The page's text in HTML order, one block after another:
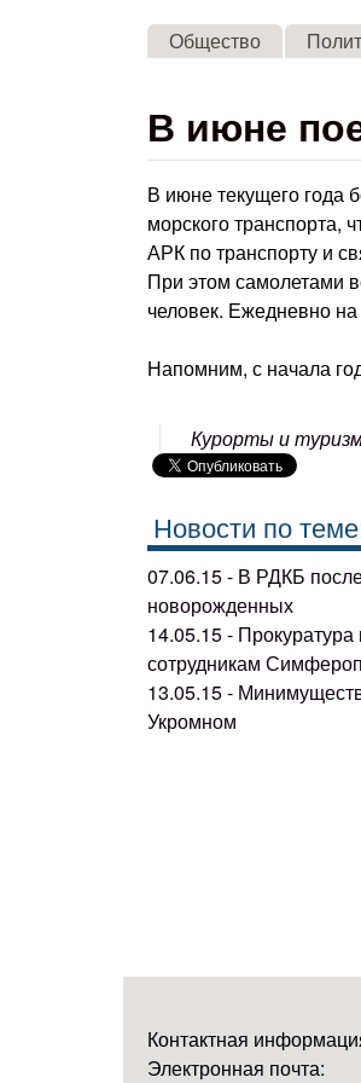
Общество
В июне
В июне текущего года
морского транспорта,
АРК по транспорту и
При этом самолетами
человек. Ежедневно
Напомним, с начала
Курорты и
Новости по
07.06.15 - В РДКБ
новорожденных
14.05.15 -
сотрудникам
13.05.15 -
Укромном
Контактная
Электронная почта: